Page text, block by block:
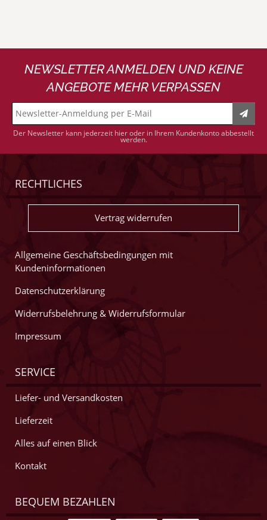
NEWSLETTER ANMELDEN UND KEINE
ANGEBOTE MEHR VERPASSEN
Der Newsletter kann jederzeit hier oder in Ihrem Kundenkonto abbestellt
werden.
RECHTLICHES
Vertrag widerrufen
Allgemeine Geschäftsbedingungen mit
Kundeninformationen
Datenschutzerklärung
Widerrufsbelehrung & Widerrufsformular
Impressum
SERVICE
Liefer- und Versandkosten
Lieferzeit
Alles auf einen Blick
Kontakt
BEQUEM BEZAHLEN